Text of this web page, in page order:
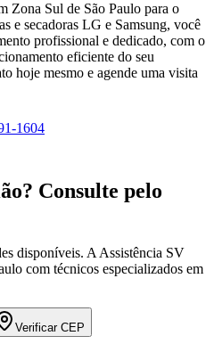
Zona Sul de São Paulo para o
e secadoras LG e Samsung, você
profissional e dedicado, com o
eficiente do seu
hoje mesmo e agende uma visita
1604
Consulte pelo
disponíveis. A Assistência SV
com técnicos especializados em
Verificar CEP